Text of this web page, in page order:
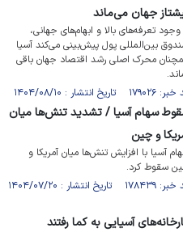
جهان می‌ماند
وجود تعرفه‌های بالا و ابهام‌های جهانی،
بین‌المللی پول پیش‌بینی می‌کند آسیا
محرک اصلی رشد اقتصاد جهان باقی
تاریخ انتشار : ۱۴۰۴/۰۸/۱۰
سهام آسیا / تشدید تنش‌ها میان
و چین
آسیا با افزایش تنش‌ها میان آمریکا و
سقوط کرد.
تاریخ انتشار : ۱۴۰۴/۰۷/۲۰
آسیایی به کما رفتند